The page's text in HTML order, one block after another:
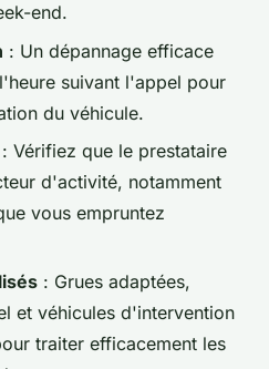
end.
: Un dépannage efficace
suivant l'appel pour
du véhicule.
: Vérifiez que le prestataire
d'activité, notamment
vous empruntez
: Grues adaptées,
et véhicules d'intervention
traiter efficacement les